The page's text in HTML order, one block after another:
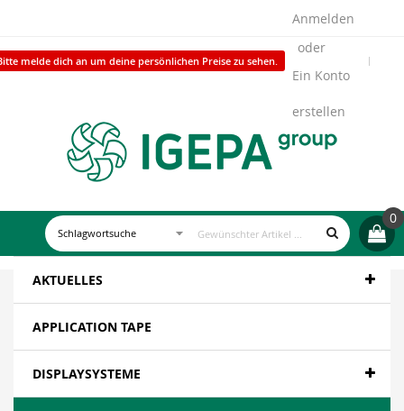
melde dich an um deine persönlichen Preise zu sehen.
Anmelden
Ein Konto
erstellen
0
AKTUELLES
APPLICATION TAPE
DISPLAYSYSTEME